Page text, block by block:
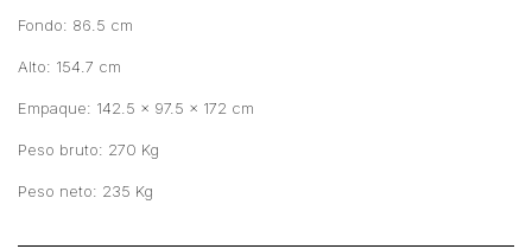
Fondo: 86.5 cm
Alto: 154.7 cm
Empaque: 142.5 x 97.5 x 172 cm
Peso bruto: 270 Kg
Peso neto: 235 Kg